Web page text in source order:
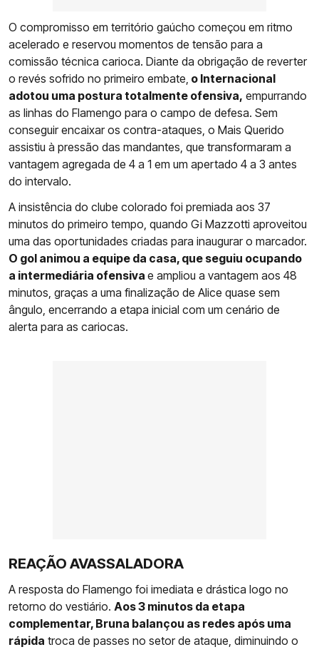
O compromisso em território gaúcho começou em ritmo
acelerado e reservou momentos de tensão para a
comissão técnica carioca. Diante da obrigação de reverter
o revés sofrido no primeiro embate, o Internacional
adotou uma postura totalmente ofensiva, empurrando
as linhas do Flamengo para o campo de defesa. Sem
conseguir encaixar os contra-ataques, o Mais Querido
assistiu à pressão das mandantes, que transformaram a
vantagem agregada de 4 a 1 em um apertado 4 a 3 antes
do intervalo.
A insistência do clube colorado foi premiada aos 37
minutos do primeiro tempo, quando Gi Mazzotti aproveitou
uma das oportunidades criadas para inaugurar o marcador.
O gol animou a equipe da casa, que seguiu ocupando
a intermediária ofensiva e ampliou a vantagem aos 48
minutos, graças a uma finalização de Alice quase sem
ângulo, encerrando a etapa inicial com um cenário de
alerta para as cariocas.
REAÇÃO AVASSALADORA
A resposta do Flamengo foi imediata e drástica logo no
retorno do vestiário. Aos 3 minutos da etapa
complementar, Bruna balançou as redes após uma
rápida troca de passes no setor de ataque, diminuindo o